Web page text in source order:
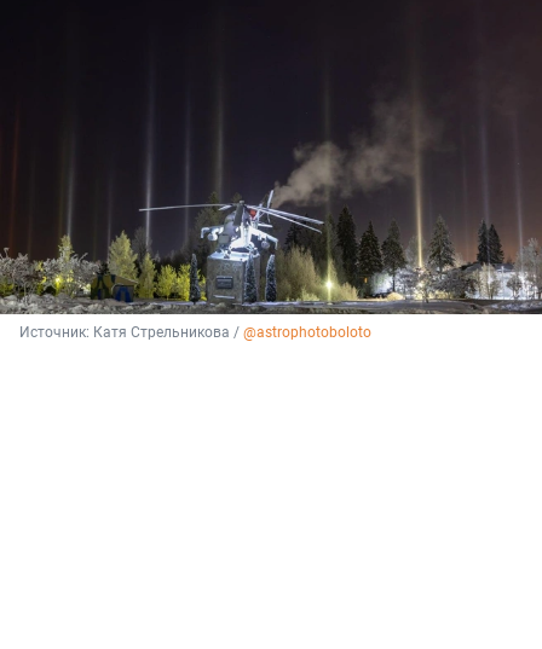
Источник: Катя Стрельникова / @astrophotoboloto